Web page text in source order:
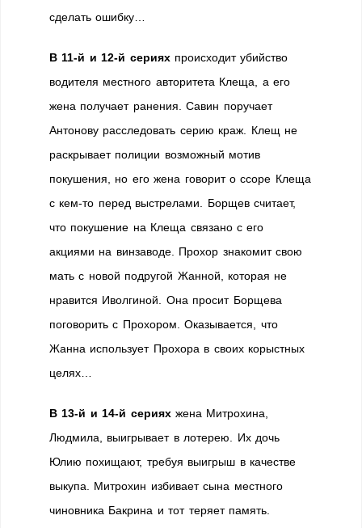
сделать ошибку…
В 11-й и 12-й серияхпроисходит убийство
водителя местного авторитета Клеща, а его
жена получает ранения. Савин поручает
Антонову расследовать серию краж. Клещ не
раскрывает полиции возможный мотив
покушения, но его жена говорит о ссоре Клеща
с кем-то перед выстрелами. Борщев считает,
что покушение на Клеща связано с его
акциями на винзаводе. Прохор знакомит свою
мать с новой подругой Жанной, которая не
нравится Иволгиной. Она просит Борщева
поговорить с Прохором. Оказывается, что
Жанна использует Прохора в своих корыстных
целях…
В 13-й и 14-й серияхжена Митрохина,
Людмила, выигрывает в лотерею. Их дочь
Юлию похищают, требуя выигрыш в качестве
выкупа. Митрохин избивает сына местного
чиновника Бакрина и тот теряет память.